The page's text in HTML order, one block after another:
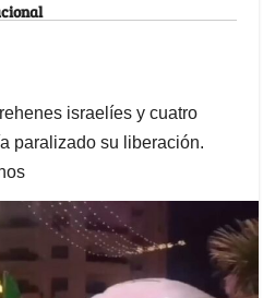
israelíes y cuatro
paralizado su liberación.